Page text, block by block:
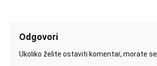
Odgovori
Ukoliko želite ostaviti komentar, morate se